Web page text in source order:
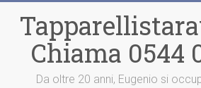
contenutoChiama 0544
Da oltre 20 anni, Eugenio si